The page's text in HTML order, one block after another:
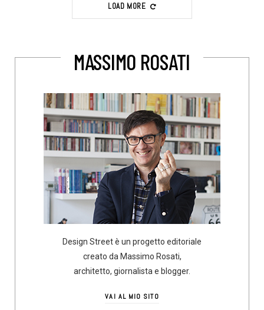
LOAD MORE
MASSIMO ROSATI
Design Street è un progetto editoriale
creato da Massimo Rosati,
architetto, giornalista e blogger.
VAI AL MIO SITO